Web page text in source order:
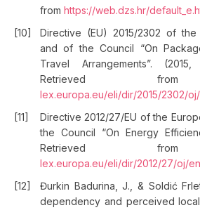
from https://web.dzs.hr/
Directive (EU) 2015/2302 of the
and of the Council “On
Travel Arrangements”.
Retrieved
lex.europa.eu/eli/dir/2015/2302/
Directive 2012/27/EU of the
the Council “On Energy
Retrieved
lex.europa.eu/eli/dir/2012/27/oj/
Đurkin Badurina, J., & Soldić
dependency and perceived